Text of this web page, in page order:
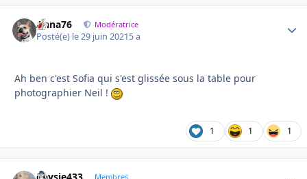
Anna76 Modératrice
Posté(e) le 29 juin 20215 a
Ah ben c'est Sofia qui s'est glissée sous la table pour
photographier Neil !
1 1 1
Membres